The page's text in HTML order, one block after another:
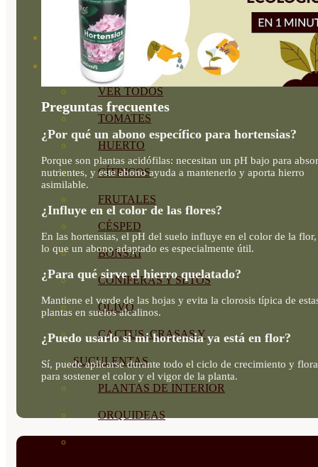
BANDEJAS Y SEMILLEROS
PROFESIONALES
ABONOS POR CULTIVO
VER TODOS
TOMATES
HUERTO
CÍTRICOS
FRUTALES
CÉSPED
BONSAI
CONÍFERAS Y SETOS
OLIVO
CACTUS, CRASAS Y
SUCULENTAS
PLANTAS DE INTERIOR
ORQUIDEAS
Preguntas frecuentes
¿Por qué un abono específico para hortensias?
Porque son plantas acidófilas: necesitan un pH bajo para
nutrientes, y este abono ayuda a mantenerlo y aporta hierro
asimilable.
¿Influye en el color de las flores?
En las hortensias, el pH del suelo influye en el color de la
lo que un abono adaptado es especialmente útil.
¿Para qué sirve el hierro quelatado?
Mantiene el verde de las hojas y evita la clorosis típica de
plantas en suelos alcalinos.
¿Puedo usarlo si mi hortensia ya está en flor?
Sí, puede aplicarse durante todo el ciclo de crecimiento y
para sostener el color y el vigor de la planta.